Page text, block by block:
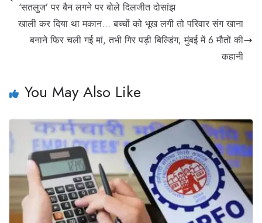
‘सतलुज’ पर बैन लगने पर बोले दिलजीत दोसांझ
खाली कर दिया था मकान… बच्चों को भूख लगी तो परिवार संग खाना
बनाने फिर चली गई मां, तभी गिर पड़ी बिल्डिंग; मुंबई में 6 मौतों की
कहानी
You May Also Like